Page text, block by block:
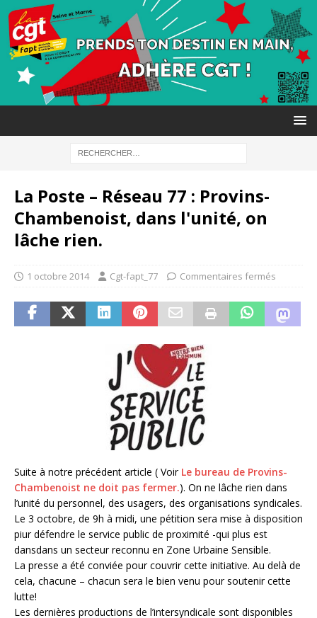
La Poste – Réseau 77 : Provins-
Chambenoist, dans l'unité, on
lâche rien.
1 octobre 2014 Cgt-fapt_77 Commentaires fermés
Suite à notre précédent article ( Voir Le bureau de Provins-
Chambenoist ne doit pas fermer.). On ne lâche rien dans
l’unité du personnel, des usagers, des organisations syndicales.
Le 3 octobre, de 9h à midi, une pétition sera mise à disposition
piur défendre le service public de proximité -qui plus est
dansdans un secteur reconnu en Zone Urbaine Sensible.
La presse a été conviée pour couvrir cette initiative. Au delà de
cela, chacune – chacun sera le bien venu pour soutenir cette
lutte!
Les dernières productions de l’intersyndicale sont disponibles